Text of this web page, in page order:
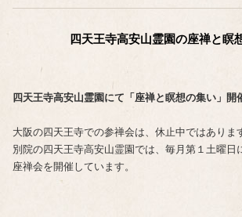
四天王寺高安山霊園の座禅と瞑
四天王寺高安山霊園にて「座禅と瞑想の集い」開
大阪の四天王寺での参禅会は、休止中ではありま
別院の四天王寺高安山霊園では、毎月第１土曜日
座禅会を開催しています。